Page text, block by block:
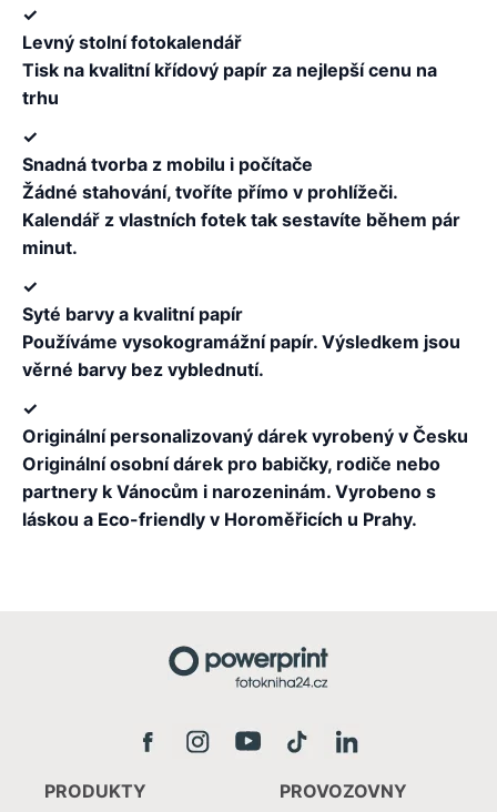
✓
Levný stolní fotokalendář
Tisk na kvalitní křídový papír za nejlepší cenu na
trhu
✓
Snadná tvorba z mobilu i počítače
Žádné stahování, tvoříte přímo v prohlížeči.
Kalendář z vlastních fotek tak sestavíte během pár
minut.
✓
Syté barvy a kvalitní papír
Používáme vysokogramážní papír. Výsledkem jsou
věrné barvy bez vyblednutí.
✓
Originální personalizovaný dárek vyrobený v Česku
Originální osobní dárek pro babičky, rodiče nebo
partnery k Vánocům i narozeninám. Vyrobeno s
láskou a Eco-friendly v Horoměřicích u Prahy.
PRODUKTY
PROVOZOVNY